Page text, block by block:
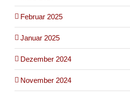
Februar 2025
Januar 2025
Dezember 2024
November 2024